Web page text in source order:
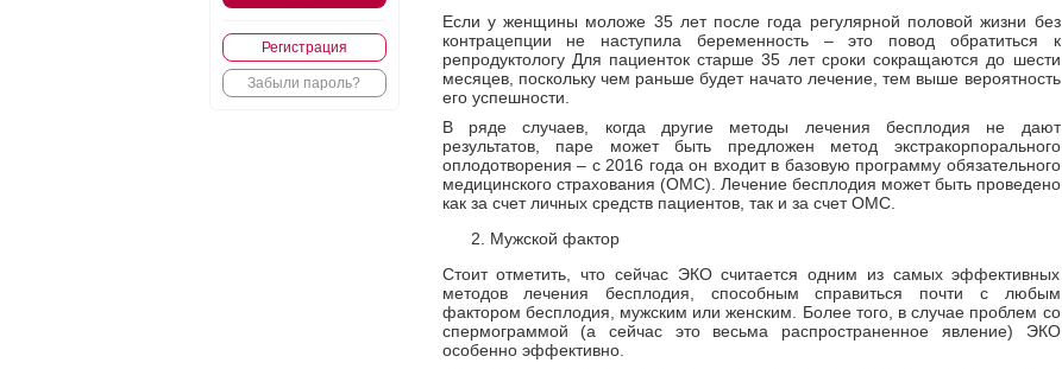
Регистрация
Забыли пароль?
Если у женщины моложе 35 лет после года регулярной половой жизни без
контрацепции не наступила беременность – это повод обратиться к
репродуктологу Для пациенток старше 35 лет сроки сокращаются до шести
месяцев, поскольку чем раньше будет начато лечение, тем выше вероятность
его успешности.
В ряде случаев, когда другие методы лечения бесплодия не дают
результатов, паре может быть предложен метод экстракорпорального
оплодотворения – с 2016 года он входит в базовую программу обязательного
медицинского страхования (ОМС). Лечение бесплодия может быть проведено
как за счет личных средств пациентов, так и за счет ОМС.
Мужской фактор
Стоит отметить, что сейчас ЭКО считается одним из самых эффективных
методов лечения бесплодия, способным справиться почти с любым
фактором бесплодия, мужским или женским. Более того, в случае проблем со
спермограммой (а сейчас это весьма распространенное явление) ЭКО
особенно эффективно.